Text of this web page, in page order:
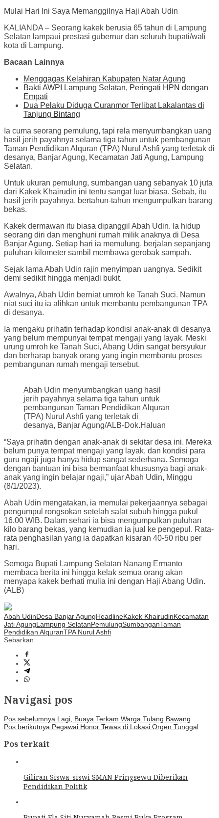
Mulai Hari Ini Saya Memanggilnya Haji Abah Udin
KALIANDA – Seorang kakek berusia 65 tahun di Lampung
Selatan lampaui prestasi gubernur dan seluruh bupati/wali
kota di Lampung.
Bacaan Lainnya
Menggagas Kelahiran Kabupaten Natar Agung
Bakti AWPI Lampung Selatan, Peringati HPN dengan
Empati
Dua Pelaku Diduga Curanmor Terlibat Lakalantas di
Tanjung Bintang
Ia cuma seorang pemulung, tapi rela menyumbangkan uang
hasil jerih payahnya selama tiga tahun untuk pembangunan
Taman Pendidikan Alquran (TPA) Nurul Ashfi yang terletak di
desanya, Banjar Agung, Kecamatan Jati Agung, Lampung
Selatan.
Untuk ukuran pemulung, sumbangan uang sebanyak 10 juta
dari Kakek Khairudin ini tentu sangat luar biasa. Sebab, itu
hasil jerih payahnya, bertahun-tahun mengumpulkan barang
bekas.
Kakek dermawan itu biasa dipanggil Abah Udin. Ia hidup
seorang diri dan menghuni rumah milik anaknya di Desa
Banjar Agung. Setiap hari ia memulung, berjalan sepanjang
puluhan kilometer sambil membawa gerobak sampah.
Sejak lama Abah Udin rajin menyimpan uangnya. Sedikit
demi sedikit hingga menjadi bukit.
Awalnya, Abah Udin berniat umroh ke Tanah Suci. Namun
niat suci itu ia alihkan untuk membantu pembangunan TPA
di desanya.
Ia mengaku prihatin terhadap kondisi anak-anak di desanya
yang belum mempunyai tempat mengaji yang layak. Meski
urung umroh ke Tanah Suci, Abang Udin sangat bersyukur
dan berharap banyak orang yang ingin membantu proses
pembangunan rumah mengaji tersebut.
Abah Udin menyumbangkan uang hasil
jerih payahnya selama tiga tahun untuk
pembangunan Taman Pendidikan Alquran
(TPA) Nurul Ashfi yang terletak di
desanya, Banjar Agung/ALB-Dok.Haluan
“Saya prihatin dengan anak-anak di sekitar desa ini. Mereka
belum punya tempat mengaji yang layak, dan kondisi para
guru ngaji juga hanya hidup sangat sederhana. Semoga
dengan bantuan ini bisa bermanfaat khususnya bagi anak-
anak yang ingin belajar ngaji,” ujar Abah Udin, Minggu
(8/1/2023).
Abah Udin mengatakan, ia memulai pekerjaannya sebagai
pengumpul rongsokan setelah salat subuh hingga pukul
16.00 WIB. Dalam sehari ia bisa mengumpulkan puluhan
kilo barang bekas, yang kemudian ia jual ke pengepul. Rata-
rata penghasilan yang ia dapatkan kisaran 40-50 ribu per
hari.
Semoga Bupati Lampung Selatan Nanang Ermanto
membaca berita ini hingga kelak semua orang akan
menyapa kakek berhati mulia ini dengan Haji Abang Udin.
(ALB)
Abah UdinDesa Banjar AgungHeadlineKakek KhairudinKecamatan
Jati AgungLampung SelatanPemulungSumbanganTaman
Pendidikan AlquranTPA Nurul Ashfi
Sebarkan
Navigasi pos
Pos sebelumnya Lagi, Buaya Terkam Warga Tulang Bawang
Pos berikutnya Pegawai Honor Tewas di Lokasi Orgen Tunggal
Pos terkait
Giliran Siswa-siswi SMAN Pringsewu Diberikan
Pendidikan Politik